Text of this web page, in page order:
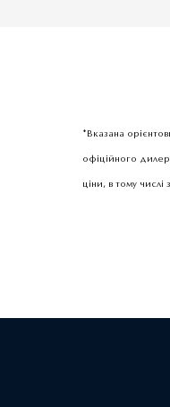
*Вказана
офіційного
ціни, в тому числі